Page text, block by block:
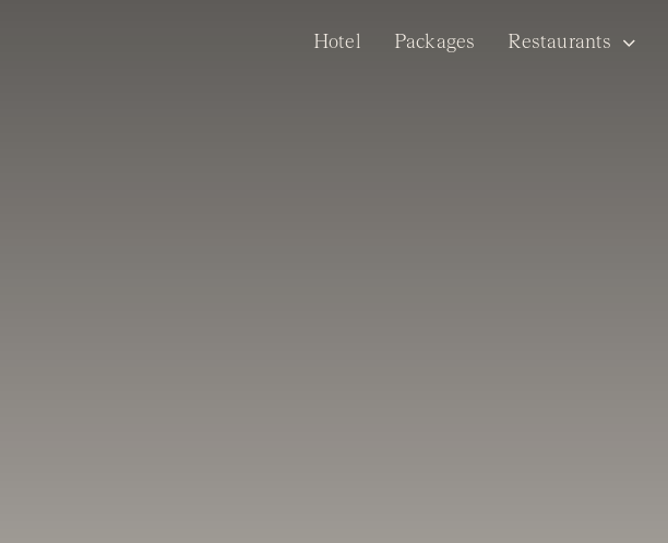
Hotel Packages Restaurants